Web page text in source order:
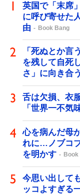
英国で「末席
に呼び寄せた
由
Book Bang
「死ぬとか言
を残して自死
さ」に向き合
舌は欠損、衣
「世界一不気
心を病んだ母
れに…ノブコ
を明かす
Book
今思い出して
ッコよすぎる